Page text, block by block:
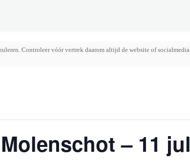
Controleer vóór vertrek daarom altijd de website of
– 11